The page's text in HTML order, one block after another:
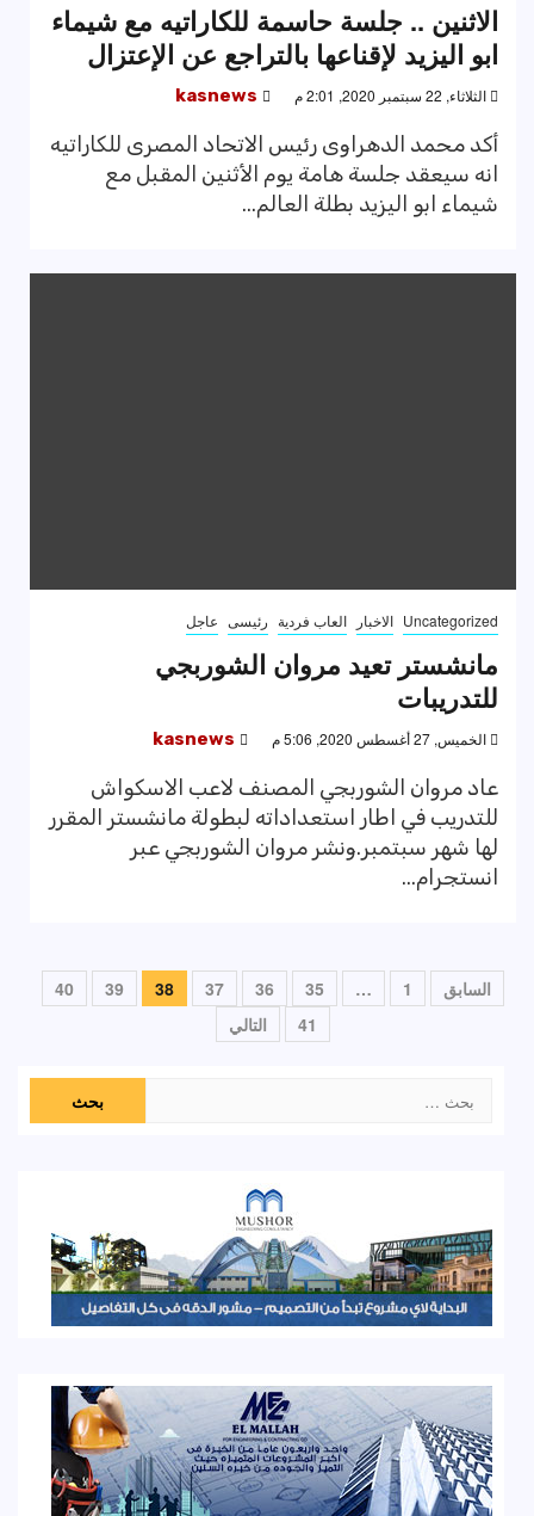
الاثنين .. جلسة حاسمة للكاراتيه مع شيماء
ابو اليزيد لإقناعها بالتراجع عن الإعتزال
الثلاثاء, 22 سبتمبر 2020, 2:01 م kasnews
أكد محمد الدهراوى رئيس الاتحاد المصرى للكاراتيه
انه سيعقد جلسة هامة يوم الأثنين المقبل مع
شيماء ابو اليزيد بطلة العالم...
Uncategorized الاخبار العاب فردية رئيسى عاجل
مانشستر تعيد مروان الشوربجي
للتدريبات
الخميس, 27 أغسطس 2020, 5:06 م kasnews
عاد مروان الشوربجي المصنف لاعب الاسكواش
للتدريب في اطار استعداداته لبطولة مانشستر المقرر
لها شهر سبتمبر.ونشر مروان الشوربجي عبر
انستجرام...
تعدد
السابق 1
…
35
36
37
38
39
40
41
التالي
عن: